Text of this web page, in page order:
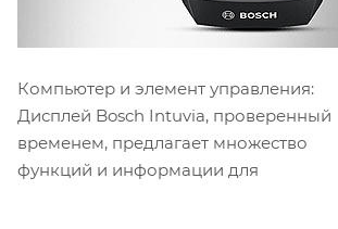
Компьютер и элемент управления:
Дисплей Bosch Intuvia, проверенный
временем, предлагает множество
функций и информации для